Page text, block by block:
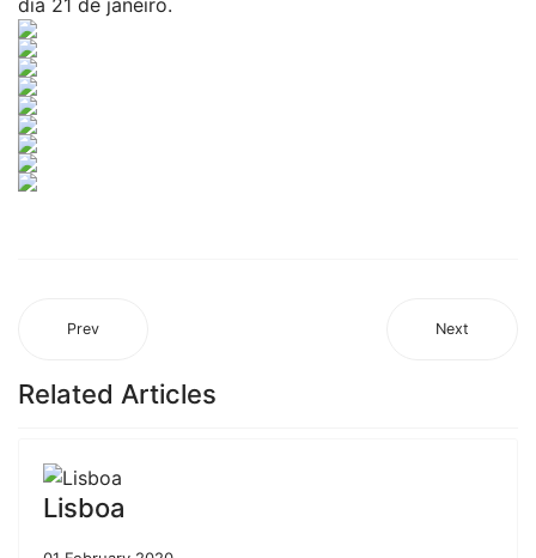
dia 21 de janeiro.
Prev Next
Related Articles
Lisboa